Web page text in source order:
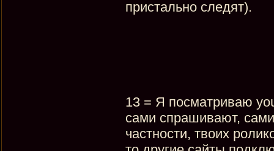
пристально следят).
13 = Я посматриваю
сами спрашивают,
частности, твоих